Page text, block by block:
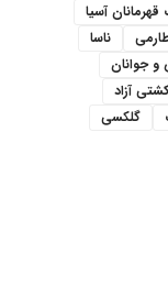
آسیا
ناسا
و جوانان
آزاد
گلکسی